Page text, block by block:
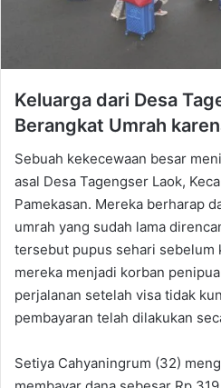
Keluarga dari Desa
Berangkat Umrah
Sebuah kekecewaan besar
asal Desa Tagengser Laok,
Pamekasan. Mereka berharap
umrah yang sudah lama
tersebut pupus sehari sebelum
mereka menjadi korban
perjalanan setelah visa tidak
pembayaran telah dilakukan
Setiya Cahyaningrum (32)